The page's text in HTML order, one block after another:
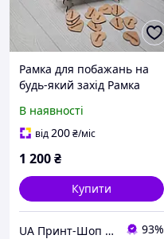
Рамка для побажань на
будь-який захід Рамка
В наявності
від200₴/міс
1 200₴
Купити
UA Принт-Шоп ​💙💛 93%